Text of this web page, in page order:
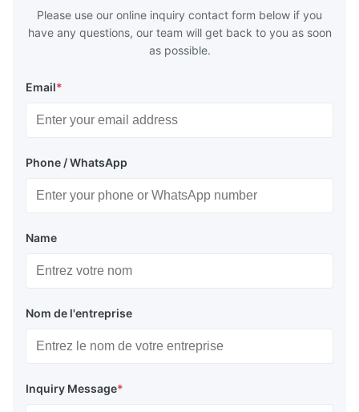
Please use our online inquiry contact form below if you
have any questions, our team will get back to you as soon
as possible.
Email*
Phone / WhatsApp
Name
Nom de l'entreprise
Inquiry Message*